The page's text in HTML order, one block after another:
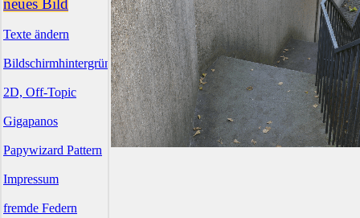
neues Bild
Texte ändern
Bildschirmhintergründe
2D, Off-Topic
Gigapanos
Papywizard Pattern
Impressum
fremde Federn